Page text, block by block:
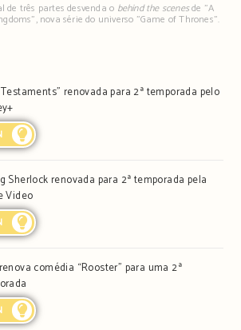
de três partes desvenda o behind the scenesde "A
nova série do universo "Game of Thrones".
renovada para 2ª temporada pelo
Sherlock renovada para 2ª temporada pela
Video
comédia “Rooster” para uma 2ª